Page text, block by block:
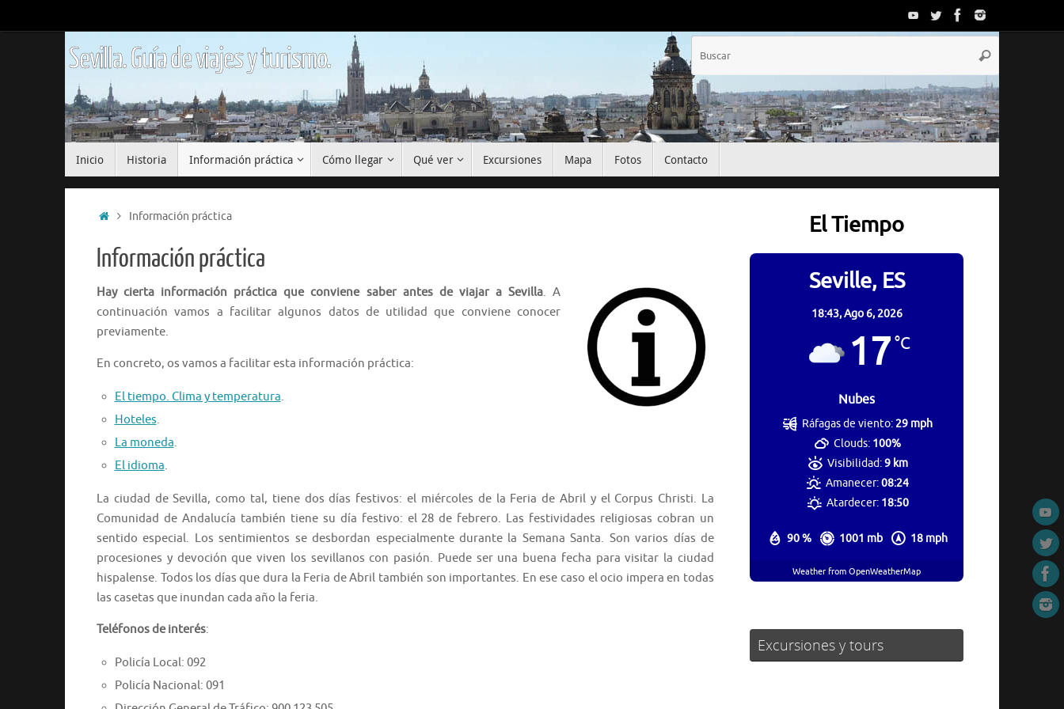
al
Sevilla. Guía de viajes y turismo. Buscar
Inicio Historia Información práctica Cómo llegar Qué ver Excursiones Mapa Fotos Contacto
InicioInformación práctica
Información práctica
Hay cierta información práctica que conviene saber antes de viajar a Sevilla. A
continuación vamos a facilitar algunos datos de utilidad que conviene conocer
previamente.
En concreto, os vamos a facilitar esta información práctica:
El tiempo. Clima y temperatura.
Hoteles.
La moneda.
El idioma.
La ciudad de Sevilla, como tal, tiene dos días festivos: el miércoles de la Feria de Abril y el Corpus Christi. La
Comunidad de Andalucía también tiene su día festivo: el 28 de febrero. Las festividades religiosas cobran un
sentido especial. Los sentimientos se desbordan especialmente durante la Semana Santa. Son varios días de
procesiones y devoción que viven los sevillanos con pasión. Puede ser una buena fecha para visitar la ciudad
hispalense. Todos los días que dura la Feria de Abril también son importantes. En ese caso el ocio impera en todas
las casetas que inundan cada año la feria.
Teléfonos de interés:
Policía Local: 092
Policía Nacional: 091
El Tiempo
Seville, ES
18:43,Ago 6, 2026
17°C
Nubes
90 % 1001 mb 18 mph
Ráfagas de viento:29 mph
Clouds: 100%
Visibilidad:9 km
Amanecer:08:24
Atardecer: 18:50
Weather from OpenWeatherMap
Excursiones y tours